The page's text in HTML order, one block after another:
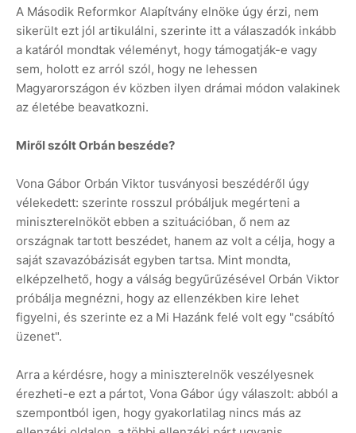
A Második Reformkor Alapítvány elnöke úgy érzi, nem
sikerült ezt jól artikulálni, szerinte itt a válaszadók inkább
a katáról mondtak véleményt, hogy támogatják-e vagy
sem, holott ez arról szól, hogy ne lehessen
Magyarországon év közben ilyen drámai módon valakinek
az életébe beavatkozni.
Miről szólt Orbán beszéde?
Vona Gábor Orbán Viktor tusványosi beszédéről úgy
vélekedett: szerinte rosszul próbáljuk megérteni a
miniszterelnököt ebben a szituációban, ő nem az
országnak tartott beszédet, hanem az volt a célja, hogy a
saját szavazóbázisát egyben tartsa. Mint mondta,
elképzelhető, hogy a válság begyűrűzésével Orbán Viktor
próbálja megnézni, hogy az ellenzékben kire lehet
figyelni, és szerinte ez a Mi Hazánk felé volt egy "csábító
üzenet".
Arra a kérdésre, hogy a miniszterelnök veszélyesnek
érezheti-e ezt a pártot, Vona Gábor úgy válaszolt: abból a
szempontból igen, hogy gyakorlatilag nincs más az